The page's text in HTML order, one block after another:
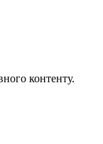
контенту.